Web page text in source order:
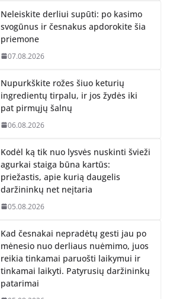
Neleiskite derliui supūti: po kasimo
svogūnus ir česnakus apdorokite šia
priemone
07.08.2026
Nupurkškite rožes šiuo keturių
ingredientų tirpalu, ir jos žydės iki
pat pirmųjų šalnų
06.08.2026
Kodėl ką tik nuo lysvės nuskinti švieži
agurkai staiga būna kartūs:
priežastis, apie kurią daugelis
daržininkų net neįtaria
05.08.2026
Kad česnakai nepradėtų gesti jau po
mėnesio nuo derliaus nuėmimo, juos
reikia tinkamai paruošti laikymui ir
tinkamai laikyti. Patyrusių daržininkų
patarimai